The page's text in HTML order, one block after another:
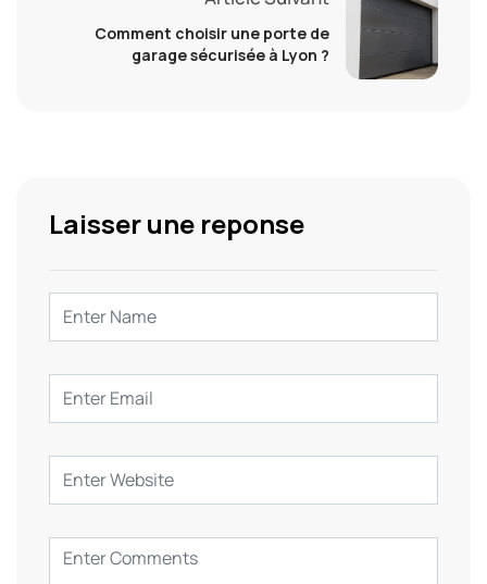
Comment choisir une porte de
garage sécurisée à Lyon ?
Laisser une reponse